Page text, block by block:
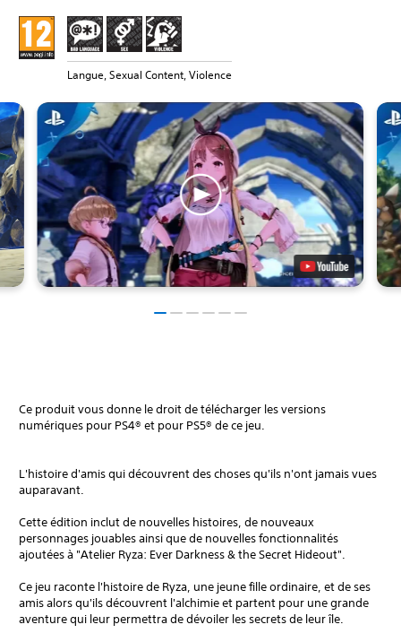
Langue, Sexual Content, Violence
Ce produit vous donne le droit de télécharger les versions
numériques pour PS4® et pour PS5® de ce jeu.
L'histoire d'amis qui découvrent des choses qu'ils n'ont jamais vues
auparavant.
Cette édition inclut de nouvelles histoires, de nouveaux
personnages jouables ainsi que de nouvelles fonctionnalités
ajoutées à "Atelier Ryza: Ever Darkness & the Secret Hideout".
Ce jeu raconte l'histoire de Ryza, une jeune fille ordinaire, et de ses
amis alors qu'ils découvrent l'alchimie et partent pour une grande
aventure qui leur permettra de dévoiler les secrets de leur île.